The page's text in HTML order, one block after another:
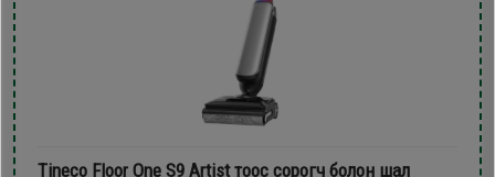
Tineco Floor One S9 Artist тоос сорогч болон шал